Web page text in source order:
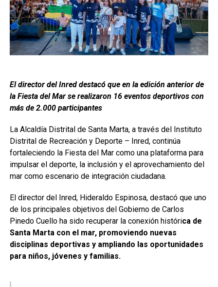
El director del Inred destacó que en la edición anterior de
la Fiesta del Mar se realizaron 16 eventos deportivos con
más de 2.000 participantes
La Alcaldía Distrital de Santa Marta, a través del Instituto
Distrital de Recreación y Deporte – Inred, continúa
fortaleciendo la Fiesta del Mar como una plataforma para
impulsar el deporte, la inclusión y el aprovechamiento del
mar como escenario de integración ciudadana.
El director del Inred, Hideraldo Espinosa, destacó que uno
de los principales objetivos del Gobierno de Carlos
Pinedo Cuello ha sido recuperar la conexión histórica de
Santa Marta con el mar, promoviendo nuevas
disciplinas deportivas y ampliando las oportunidades
para niños, jóvenes y familias.